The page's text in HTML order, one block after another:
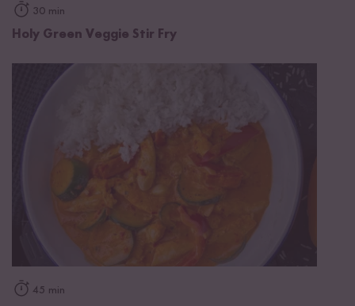
30 min
Holy Green Veggie Stir Fry
45 min